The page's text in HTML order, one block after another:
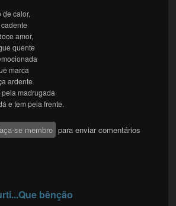
de calor,
amor,
quente
marca
ardente
madrugada
e tem pela frente.
se membro para enviar comentários
bênção